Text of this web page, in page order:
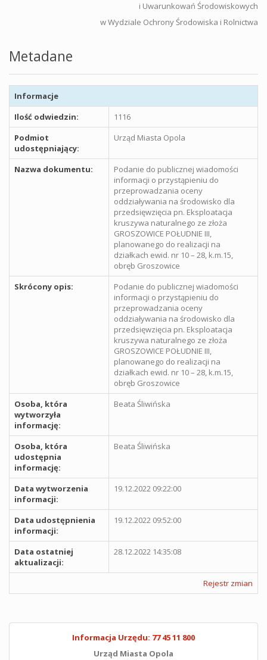
i Uwarunkowań Środowiskowych
w Wydziale Ochrony Środowiska i Rolnictwa
Metadane
Informacje
Ilość odwiedzin:
1116
Podmiot
udostępniający:
Urząd Miasta Opola
Nazwa dokumentu:
Podanie do publicznej wiadomości
informacji o przystąpieniu do
przeprowadzania oceny
oddziaływania na środowisko dla
przedsięwzięcia pn. Eksploatacja
kruszywa naturalnego ze złoża
GROSZOWICE POŁUDNIE III,
planowanego do realizacji na
działkach ewid. nr 10 – 28, k.m.15,
obręb Groszowice
Skrócony opis:
Podanie do publicznej wiadomości
informacji o przystąpieniu do
przeprowadzania oceny
oddziaływania na środowisko dla
przedsięwzięcia pn. Eksploatacja
kruszywa naturalnego ze złoża
GROSZOWICE POŁUDNIE III,
planowanego do realizacji na
działkach ewid. nr 10 – 28, k.m.15,
obręb Groszowice
Osoba, która
wytworzyła
informację:
Beata Śliwińska
Osoba, która
udostępnia
informację:
Beata Śliwińska
Data wytworzenia
informacji:
19.12.2022 09:22:00
Data udostępnienia
informacji:
19.12.2022 09:52:00
Data ostatniej
aktualizacji:
28.12.2022 14:35:08
Rejestr zmian
Informacja Urzędu: 77 45 11 800
Urząd Miasta Opola